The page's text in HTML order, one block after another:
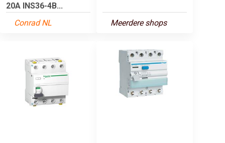
20A INS36-4B...
Conrad NL
Meerdere shops